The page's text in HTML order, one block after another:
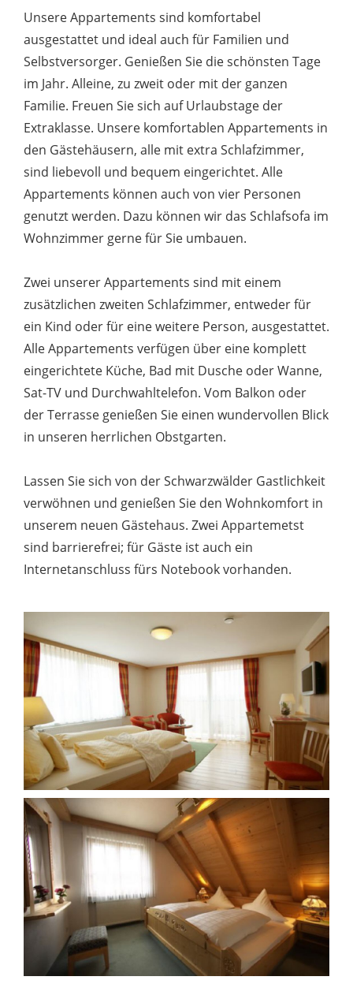
Unsere Appartements sind komfortabel
ausgestattet und ideal auch für Familien und
Selbstversorger. Genießen Sie die schönsten Tage
im Jahr. Alleine, zu zweit oder mit der ganzen
Familie. Freuen Sie sich auf Urlaubstage der
Extraklasse. Unsere komfortablen Appartements in
den Gästehäusern, alle mit extra Schlafzimmer,
sind liebevoll und bequem eingerichtet. Alle
Appartements können auch von vier Personen
genutzt werden. Dazu können wir das Schlafsofa im
Wohnzimmer gerne für Sie umbauen.
Zwei unserer Appartements sind mit einem
zusätzlichen zweiten Schlafzimmer, entweder für
ein Kind oder für eine weitere Person, ausgestattet.
Alle Appartements verfügen über eine komplett
eingerichtete Küche, Bad mit Dusche oder Wanne,
Sat-TV und Durchwahltelefon. Vom Balkon oder
der Terrasse genießen Sie einen wundervollen Blick
in unseren herrlichen Obstgarten.
Lassen Sie sich von der Schwarzwälder Gastlichkeit
verwöhnen und genießen Sie den Wohnkomfort in
unserem neuen Gästehaus. Zwei Appartemetst
sind barrierefrei; für Gäste ist auch ein
Internetanschluss fürs Notebook vorhanden.